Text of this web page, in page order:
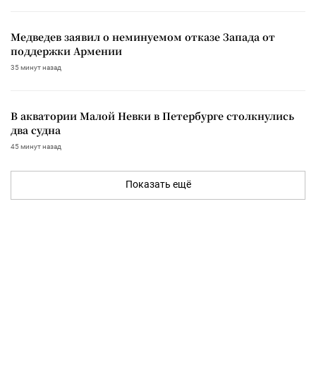
Медведев заявил о неминуемом отказе Запада от
поддержки Армении
35 минут назад
В акватории Малой Невки в Петербурге столкнулись
два судна
45 минут назад
Показать ещё